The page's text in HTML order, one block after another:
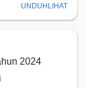
UNDUH LIHAT
2024